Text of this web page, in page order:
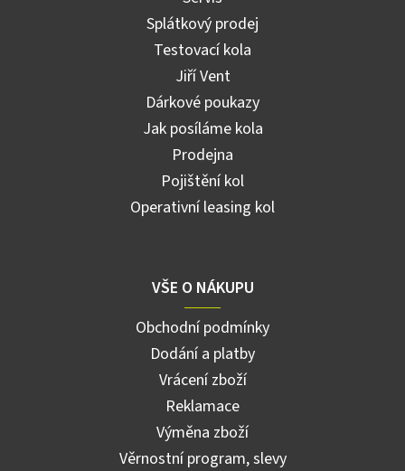
Splátkový prodej
Testovací kola
Jiří Vent
Dárkové poukazy
Jak posíláme kola
Prodejna
Pojištění kol
Operativní leasing kol
VŠE O NÁKUPU
Obchodní podmínky
Dodání a platby
Vrácení zboží
Reklamace
Výměna zboží
Věrnostní program, slevy